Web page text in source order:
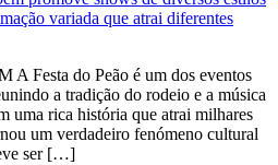
A Festa do Peão é um dos eventos
a tradição do rodeio e a música
uma rica história que atrai milhares
um verdadeiro fenómeno cultural
ser […]